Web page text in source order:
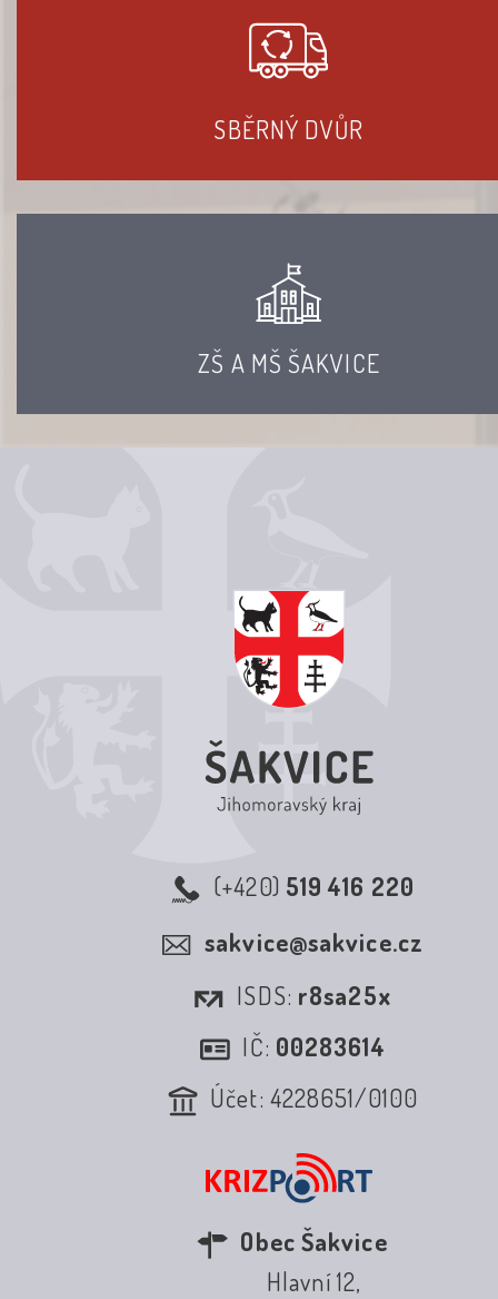
SBĚRNÝ DVŮR
ZŠ A MŠ ŠAKVICE
(+420) 519 416 220
sakvice@sakvice.cz
ISDS: r8sa25x
IČ: 00283614
Účet: 4228651/0100
Obec Šakvice
Hlavní 12,